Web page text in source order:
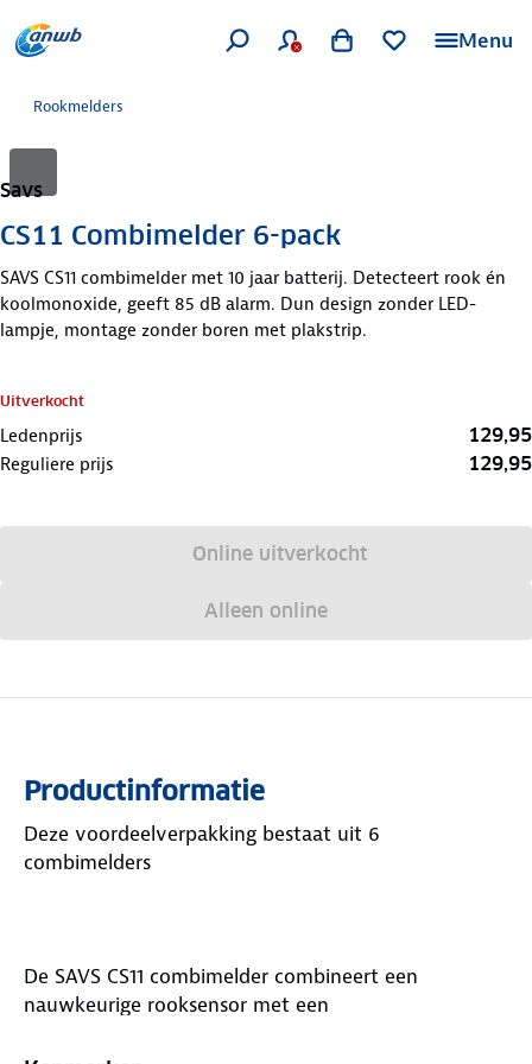
Menu
Rookmelders
Savs
CS11 Combimelder 6-pack
SAVS CS11 combimelder met 10 jaar batterij. Detecteert rook én
koolmonoxide, geeft 85 dB alarm. Dun design zonder LED-
lampje, montage zonder boren met plakstrip.
Uitverkocht
Ledenprijs 129,95
Reguliere prijs 129,95
Online uitverkocht
Alleen online
Productinformatie
Deze voordeelverpakking bestaat uit 6
combimelders
De SAVS CS11 combimelder combineert een
nauwkeurige rooksensor met een